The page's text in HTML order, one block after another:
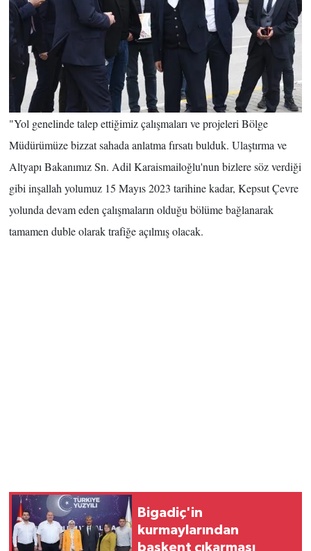
"Yol genelinde talep ettiğimiz çalışmaları ve projeleri Bölge
Müdürümüze bizzat sahada anlatma fırsatı bulduk. Ulaştırma ve
Altyapı Bakanımız Sn. Adil Karaismailoğlu'nun bizlere söz verdiği
gibi inşallah yolumuz 15 Mayıs 2023 tarihine kadar, Kepsut Çevre
yolunda devam eden çalışmaların olduğu bölüme bağlanarak
tamamen duble olarak trafiğe açılmış olacak.
Bigadiç'in
kurmaylarından
başkent çıkarması